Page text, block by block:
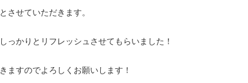
とさせていただきます。
っかりとリフレッシュさせてもらいました！
ますのでよろしくお願いします！